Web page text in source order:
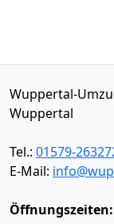
Wuppertal-
Wuppertal
Tel.: 01579-
E-Mail:
Öffnungszeiten: